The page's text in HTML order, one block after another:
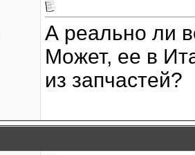
А реально ли
Может, ее в
из запчастей?